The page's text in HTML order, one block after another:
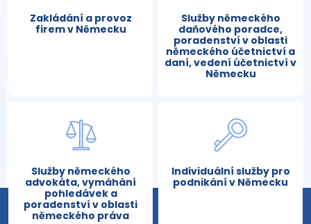
Zakládání a provoz
firem v Německu
Služby německého
daňového poradce,
poradenství v oblasti
německého účetnictví a
daní, vedení účetnictví v
Německu
Služby německého
advokáta, vymáhání
pohledávek a
poradenství v oblasti
německého práva
Individuální služby pro
podnikání v Německu